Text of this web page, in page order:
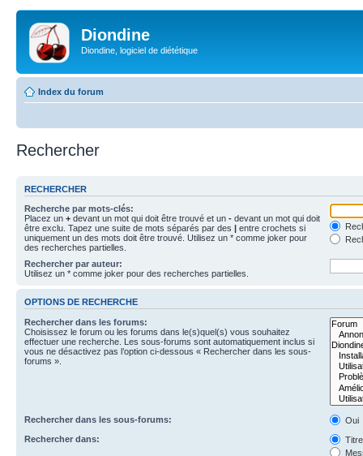
Diondine
Diondine, logiciel de diététique
Index du forum
Rechercher
RECHERCHER
Recherche par mots-clés:
Placez un + devant un mot qui doit être trouvé et un - devant un mot qui doit
être exclu. Tapez une suite de mots séparés par des | entre crochets si
uniquement un des mots doit être trouvé. Utilisez un * comme joker pour
des recherches partielles.
Rechercher par auteur:
Utilisez un * comme joker pour des recherches partielles.
OPTIONS DE RECHERCHE
Rechercher dans les forums:
Choisissez le forum ou les forums dans le(s)quel(s) vous souhaitez
effectuer une recherche. Les sous-forums sont automatiquement inclus si
vous ne désactivez pas l’option ci-dessous « Rechercher dans les sous-
forums ».
Rechercher dans les sous-forums:
Oui
Rechercher dans: